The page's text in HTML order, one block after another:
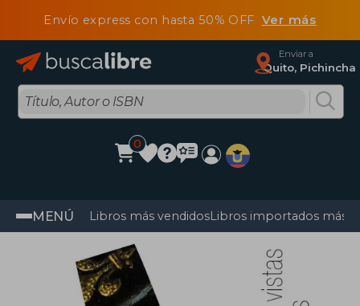
Envío express con hasta 50% OFF Ver más
Enviar a
Quito, Pichincha
0
MENÚ Libros más vendidosLibros importados más